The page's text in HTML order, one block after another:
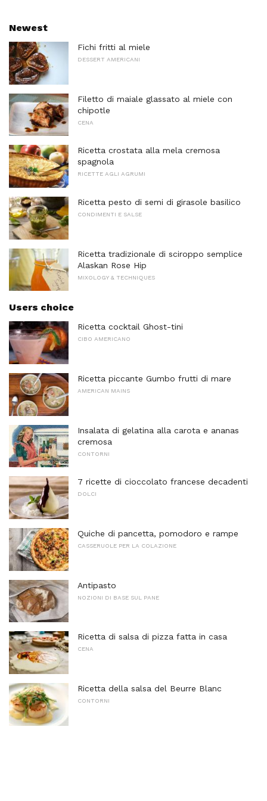
Newest
Fichi fritti al miele
DESSERT AMERICANI
Filetto di maiale glassato al miele con
chipotle
CENA
Ricetta crostata alla mela cremosa
spagnola
RICETTE AGLI AGRUMI
Ricetta pesto di semi di girasole basilico
CONDIMENTI E SALSE
Ricetta tradizionale di sciroppo semplice
Alaskan Rose Hip
MIXOLOGY & TECHNIQUES
Users choice
Ricetta cocktail Ghost-tini
CIBO AMERICANO
Ricetta piccante Gumbo frutti di mare
AMERICAN MAINS
Insalata di gelatina alla carota e ananas
cremosa
CONTORNI
7 ricette di cioccolato francese decadenti
DOLCI
Quiche di pancetta, pomodoro e rampe
CASSERUOLE PER LA COLAZIONE
Antipasto
NOZIONI DI BASE SUL PANE
Ricetta di salsa di pizza fatta in casa
CENA
Ricetta della salsa del Beurre Blanc
CONTORNI